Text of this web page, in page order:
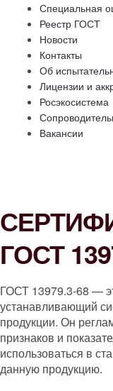
Специальная
Реестр ГОСТ
Новости
Контакты
Об
Лицензии и
Росэкосистема
Вакансии
ГОСТ
ГОСТ 13979.3-68 —
устанавливающий
продукции. Он
признаков и
использоваться в
данную продукцию.